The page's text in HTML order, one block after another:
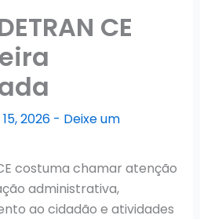
CE
2026 - Deixe um
costuma chamar atenção
administrativa,
ao cidadão e atividades